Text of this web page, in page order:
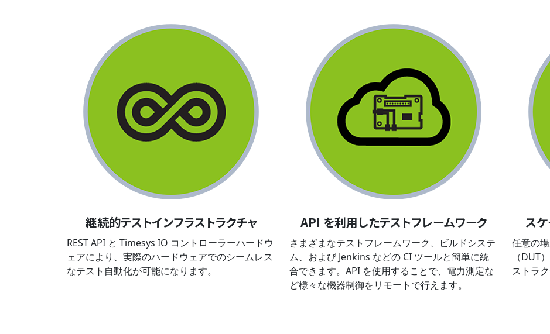
継続的テストインフラストラクチャ
REST API と Timesys IO コントローラーハードウ
ェアにより、実際のハードウェアでのシームレス
なテスト自動化が可能になります。
API を利用したテストフレームワーク
さまざまなテストフレームワーク、ビルドシステ
ム、および Jenkins などの CI ツールと簡単に統
合できます。API を使用することで、電力測定な
ど様々な機器制御をリモートで行えます。
ス
任意の
（DUT
ストラ